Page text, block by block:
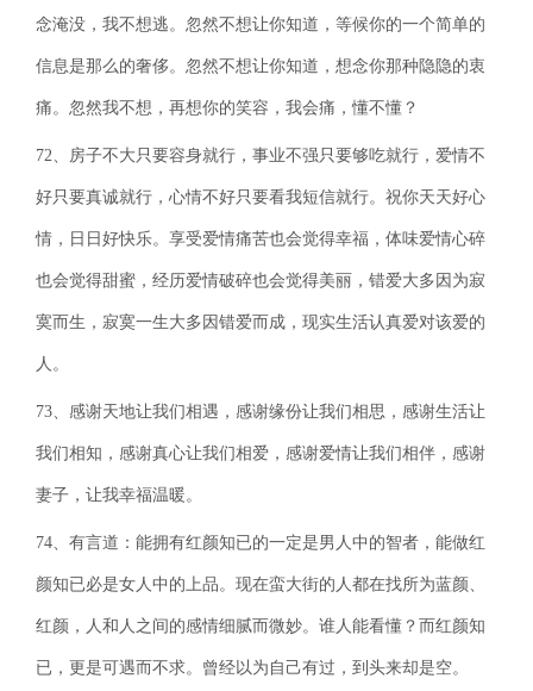
念淹没，我不想逃。忽然不想让你知道，等候你的一个简单的
信息是那么的奢侈。忽然不想让你知道，想念你那种隐隐的衷
痛。忽然我不想，再想你的笑容，我会痛，懂不懂？
72、房子不大只要容身就行，事业不强只要够吃就行，爱情不
好只要真诚就行，心情不好只要看我短信就行。祝你天天好心
情，日日好快乐。享受爱情痛苦也会觉得幸福，体味爱情心碎
也会觉得甜蜜，经历爱情破碎也会觉得美丽，错爱大多因为寂
寞而生，寂寞一生大多因错爱而成，现实生活认真爱对该爱的
人。
73、感谢天地让我们相遇，感谢缘份让我们相思，感谢生活让
我们相知，感谢真心让我们相爱，感谢爱情让我们相伴，感谢
妻子，让我幸福温暖。
74、有言道：能拥有红颜知已的一定是男人中的智者，能做红
颜知已必是女人中的上品。现在蛮大街的人都在找所为蓝颜、
红颜，人和人之间的感情细腻而微妙。谁人能看懂？而红颜知
已，更是可遇而不求。曾经以为自己有过，到头来却是空。